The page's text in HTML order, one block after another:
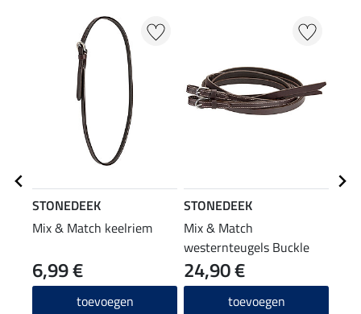
STONEDEEK
Mix & Match keelriem
6,99 €
toevoegen
STONEDEEK
Mix & Match
westernteugels Buckle
End
24,90 €
toevoegen